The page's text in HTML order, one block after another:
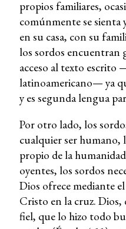
propios familiares,
comúnmente se sienta
en su casa, con su
los sordos encuentran
acceso al texto escrito
latinoamericano— ya
y es segunda lengua
Por otro lado, los
cualquier ser humano,
propio de la
oyentes, los sordos
Dios ofrece mediante
Cristo en la cruz.
fiel, que lo hizo todo